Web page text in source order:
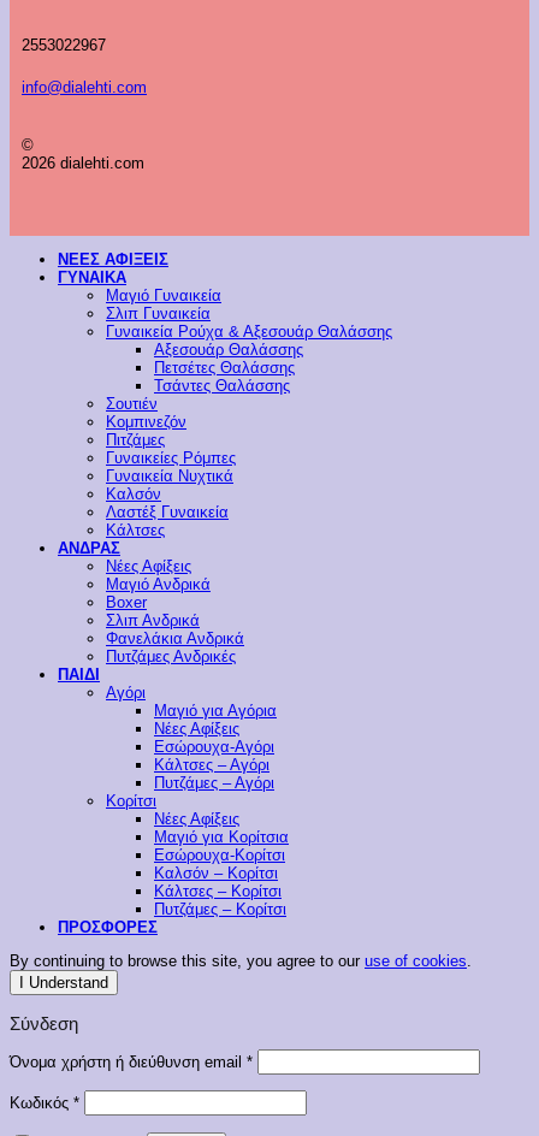
2553022967
info@dialehti.com
©
2026 dialehti.com
ΝΕΕΣ ΑΦΙΞΕΙΣ
ΓΥΝΑΙΚΑ
Μαγιό Γυναικεία
Σλιπ Γυναικεία
Γυναικεία Ρούχα & Αξεσουάρ Θαλάσσης
Αξεσουάρ Θαλάσσης
Πετσέτες Θαλάσσης
Τσάντες Θαλάσσης
Σουτιέν
Κομπινεζόν
Πιτζάμες
Γυναικείες Ρόμπες
Γυναικεία Νυχτικά
Καλσόν
Λαστέξ Γυναικεία
Κάλτσες
ΑΝΔΡΑΣ
Νέες Αφίξεις
Μαγιό Ανδρικά
Boxer
Σλιπ Ανδρικά
Φανελάκια Ανδρικά
Πυτζάμες Ανδρικές
ΠΑΙΔΙ
Αγόρι
Μαγιό για Αγόρια
Νέες Αφίξεις
Εσώρουχα-Αγόρι
Κάλτσες – Αγόρι
Πυτζάμες – Αγόρι
Κορίτσι
Νέες Αφίξεις
Μαγιό για Κορίτσια
Εσώρουχα-Κορίτσι
Καλσόν – Κορίτσι
Κάλτσες – Κορίτσι
Πυτζάμες – Κορίτσι
ΠΡΟΣΦΟΡΕΣ
By continuing to browse this site, you agree to our use of cookies.
I Understand
Σύνδεση
Όνομα χρήστη ή διεύθυνση email *Απαιτείται
Κωδικός *Απαιτείται